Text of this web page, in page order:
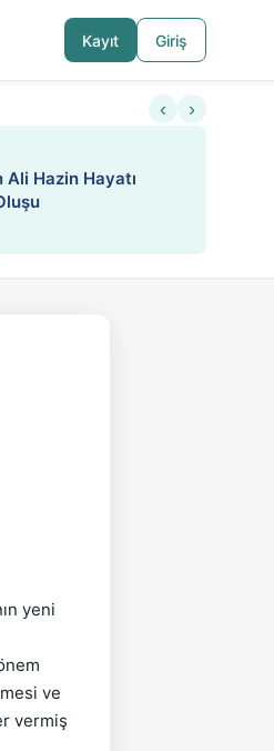
Kayıt Giriş
de Paylaş
‹ ›
KONU ÖZET J.
yeni
ve
vermiş